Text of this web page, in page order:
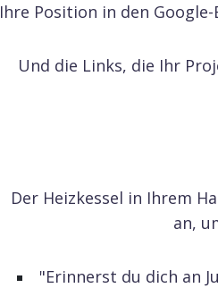
Ihre Position in den
Und die Links, die Ihr
Der Heizkessel in Ihrem
an,
"Erinnerst du dich an